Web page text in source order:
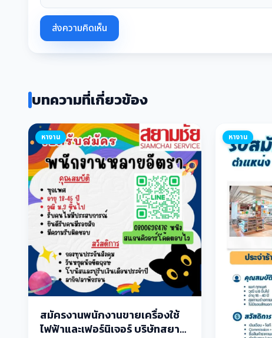
ส่งความคิดเห็น
บทความที่เกี่ยวข้อง
หางาน
สมัครงานพนักงานขายเครื่องใช้
ไฟฟ้าและเฟอร์นิเจอร์ บริษัทสยาม
หางาน